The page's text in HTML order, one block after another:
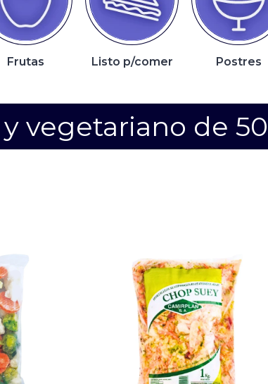
Frutas Listo p/comer Postres
vegetariano de